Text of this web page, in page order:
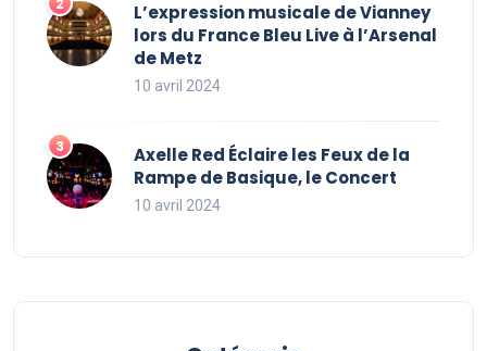
L’expression musicale de Vianney
lors du France Bleu Live à l’Arsenal
de Metz
10 avril 2024
Axelle Red Éclaire les Feux de la
Rampe de Basique, le Concert
10 avril 2024